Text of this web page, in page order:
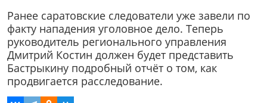
Ранее саратовские следователи уже завели по
факту нападения уголовное дело. Теперь
руководитель регионального управления
Дмитрий Костин должен будет представить
Бастрыкину подробный отчёт о том, как
продвигается расследование.